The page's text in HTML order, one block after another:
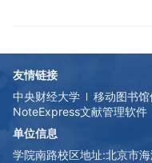
友情链接
中央财经大学
移动图书
NoteExpress文献管理软件
单位信息
学院南路校区地址:北京市